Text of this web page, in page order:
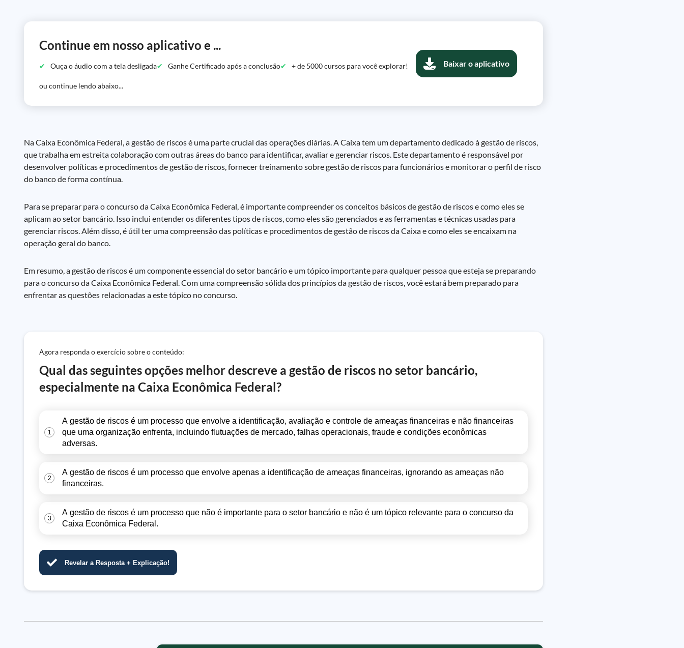
Continue em nosso aplicativo e ...
Ouça o áudio com a tela desligada Ganhe Certificado após a conclusão + de 5000 cursos para você explorar!
ou continue lendo abaixo...
Baixar o aplicativo
Na Caixa Econômica Federal, a gestão de riscos é uma parte crucial das operações diárias. A Caixa tem um departamento dedicado à gestão de riscos,
que trabalha em estreita colaboração com outras áreas do banco para identificar, avaliar e gerenciar riscos. Este departamento é responsável por
desenvolver políticas e procedimentos de gestão de riscos, fornecer treinamento sobre gestão de riscos para funcionários e monitorar o perfil de risco
do banco de forma contínua.
Para se preparar para o concurso da Caixa Econômica Federal, é importante compreender os conceitos básicos de gestão de riscos e como eles se
aplicam ao setor bancário. Isso inclui entender os diferentes tipos de riscos, como eles são gerenciados e as ferramentas e técnicas usadas para
gerenciar riscos. Além disso, é útil ter uma compreensão das políticas e procedimentos de gestão de riscos da Caixa e como eles se encaixam na
operação geral do banco.
Em resumo, a gestão de riscos é um componente essencial do setor bancário e um tópico importante para qualquer pessoa que esteja se preparando
para o concurso da Caixa Econômica Federal. Com uma compreensão sólida dos princípios da gestão de riscos, você estará bem preparado para
enfrentar as questões relacionadas a este tópico no concurso.
Agora responda o exercício sobre o conteúdo:
Qual das seguintes opções melhor descreve a gestão de riscos no setor bancário,
especialmente na Caixa Econômica Federal?
1
A gestão de riscos é um processo que envolve a identificação, avaliação e controle de ameaças financeiras e não financeiras
que uma organização enfrenta, incluindo flutuações de mercado, falhas operacionais, fraude e condições econômicas
adversas.
2
A gestão de riscos é um processo que envolve apenas a identificação de ameaças financeiras, ignorando as ameaças não
financeiras.
3
A gestão de riscos é um processo que não é importante para o setor bancário e não é um tópico relevante para o concurso da
Caixa Econômica Federal.
Revelar a Resposta + Explicação!